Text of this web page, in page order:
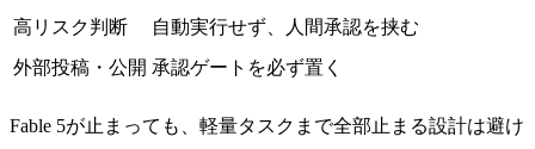
高リスク判断
自動実行せず、人間承認を挟む
外部投稿・公開 承認ゲートを必ず置く
Fable 5が止まっても、軽量タスクまで全部止まる設計は避け